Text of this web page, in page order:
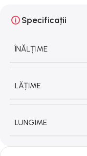
Specificații
ÎNĂLȚIME
LĂȚIME
LUNGIME